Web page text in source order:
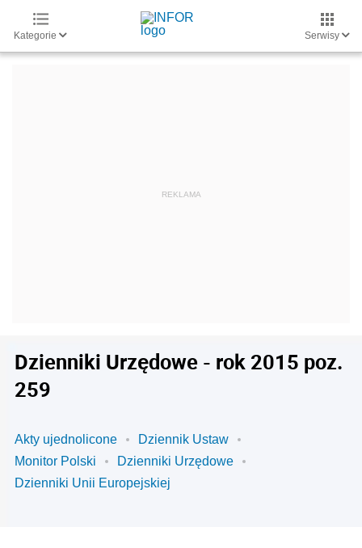
Kategorie Serwisy
Dzienniki Urzędowe - rok 2015 poz.
259
Akty ujednolicone
Dziennik Ustaw
Monitor Polski
Dzienniki Urzędowe
Dzienniki Unii Europejskiej